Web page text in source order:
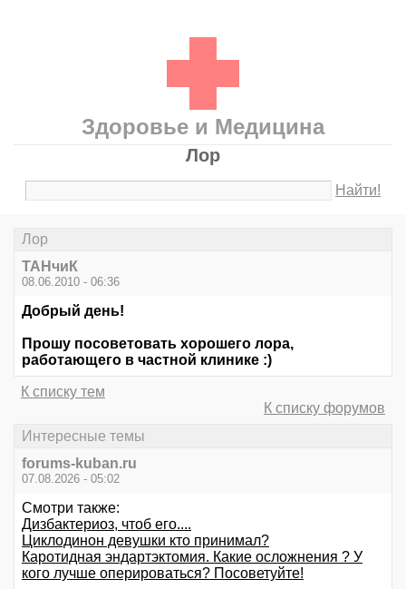
Здоровье и Медицина
Лор
Найти!
Лор
ТАНчиК
08.06.2010 - 06:36
Добрый день!
Прошу посоветовать хорошего лора,
работающего в частной клинике :)
К списку тем
К списку форумов
Интересные темы
forums-kuban.ru
07.08.2026 - 05:02
Смотри также:
Дизбактериоз, чтоб его....
Циклодинон девушки кто принимал?
Каротидная эндартэктомия. Какие осложнения ? У
кого лучше оперироваться? Посоветуйте!